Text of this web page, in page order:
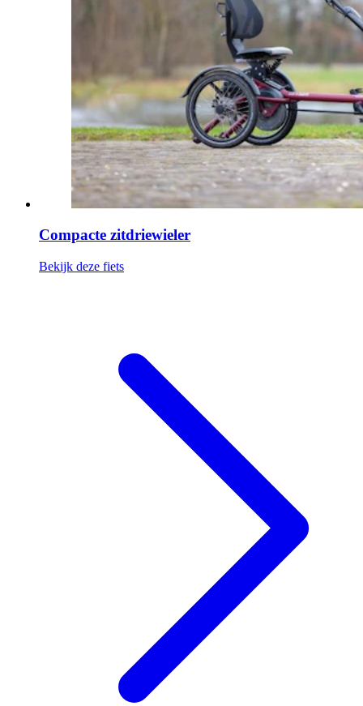
Compacte zitdriewieler
Bekijk deze fiets